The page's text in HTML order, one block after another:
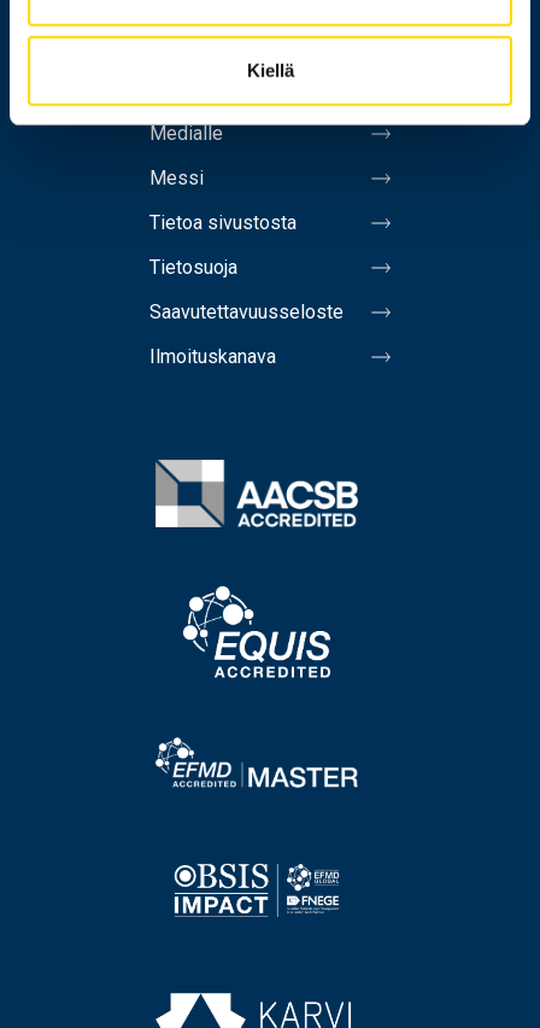
Kiellä
Yhteystiedot
Medialle
Messi
Tietoa sivustosta
Tietosuoja
Saavutettavuusseloste
Ilmoituskanava
Image
Image
Image
Image
Image